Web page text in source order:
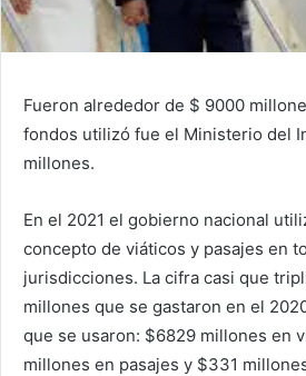
Fueron alrededor de $ 9000
fondos utilizó fue el Ministerio del
millones.
En el 2021 el gobierno nacional
concepto de viáticos y pasajes en
jurisdicciones. La cifra casi que
millones que se gastaron en el
que se usaron: $6829 millones en
millones en pasajes y $331